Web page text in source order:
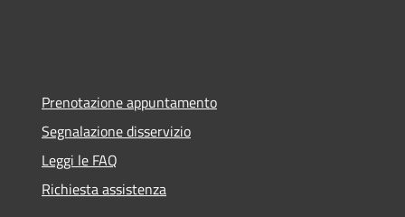
Prenotazione appuntamento
Segnalazione disservizio
Leggi le FAQ
Richiesta assistenza